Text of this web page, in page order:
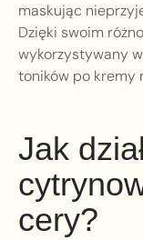
maskując
Dzięki swoim
wykorzystywany
toników po kremy
Jak
cery?